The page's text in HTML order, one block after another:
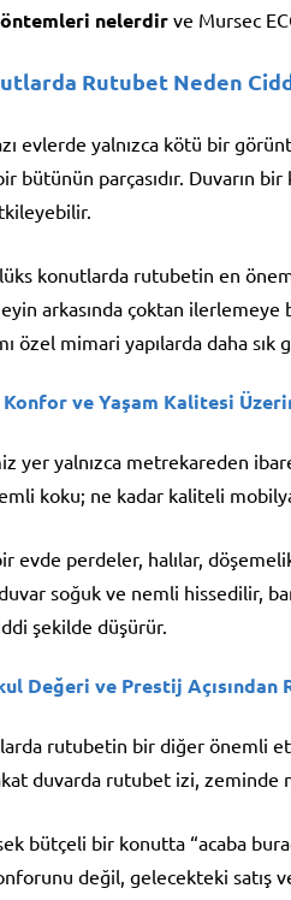
nelerdir ve Mursec
Rutubet Neden
evlerde yalnızca kötü bir
bütünün parçasıdır. Duvarın
konutlarda rutubetin en
arkasında çoktan
özel mimari yapılarda daha sık
ve Yaşam Kalitesi
yer yalnızca metrekareden
koku; ne kadar kaliteli
evde perdeler, halılar,
soğuk ve nemli hissedilir,
şekilde düşürür.
Değeri ve Prestij Açısından
rutubetin bir diğer önemli
duvarda rutubet izi, zeminde
bütçeli bir konutta “acaba
değil, gelecekteki satış